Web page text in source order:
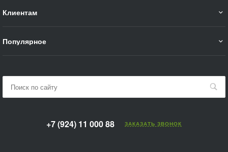
Клиентам
Популярное
+7 (924) 11 000 88 ЗАКАЗАТЬ ЗВОНОК